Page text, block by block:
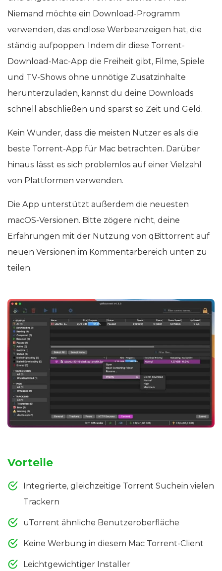
Niemand möchte ein Download-Programm
verwenden, das endlose Werbeanzeigen hat, die
ständig aufpoppen. Indem dir diese Torrent-
Download-Mac-App die Freiheit gibt, Filme, Spiele
und TV-Shows ohne unnötige Zusatzinhalte
herunterzuladen, kannst du deine Downloads
schnell abschließen und sparst so Zeit und Geld.
Kein Wunder, dass die meisten Nutzer es als die
beste Torrent-App für Mac betrachten. Darüber
hinaus lässt es sich problemlos auf einer Vielzahl
von Plattformen verwenden.
Die App unterstützt außerdem die neuesten
macOS-Versionen. Bitte zögere nicht, deine
Erfahrungen mit der Nutzung von qBittorrent auf
neuen Versionen im Kommentarbereich unten zu
teilen.
Vorteile
Integrierte, gleichzeitige Torrent Suchein vielen
Trackern
uTorrent ähnliche Benutzeroberfläche
Keine Werbung in diesem Mac Torrent-Client
Leichtgewichtiger Installer